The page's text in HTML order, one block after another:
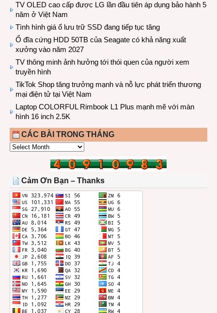
TV OLED cao cấp được LG lần đầu tiên áp dụng bảo hành 5
năm ở Việt Nam
Tình hình giá ổ lưu trữ SSD đang tiếp tục tăng
Ổ đĩa cứng HDD 50TB của Seagate có khả năng xuất
xưởng vào năm 2027
TV thông minh ảnh hưởng tới thói quen của người xem
truyền hình
TikTok Shop tăng trưởng mạnh và nỗ lực phát triển thương
mại điện tử tại Việt Nam
Laptop COLORFUL Rimbook L1 Plus mạnh mẽ với màn
hình 16 inch 2.5K
CÁC BÀI TRONG THÁNG
CÁC
THÁNG
Cảm Ơn Bạn – Thanks